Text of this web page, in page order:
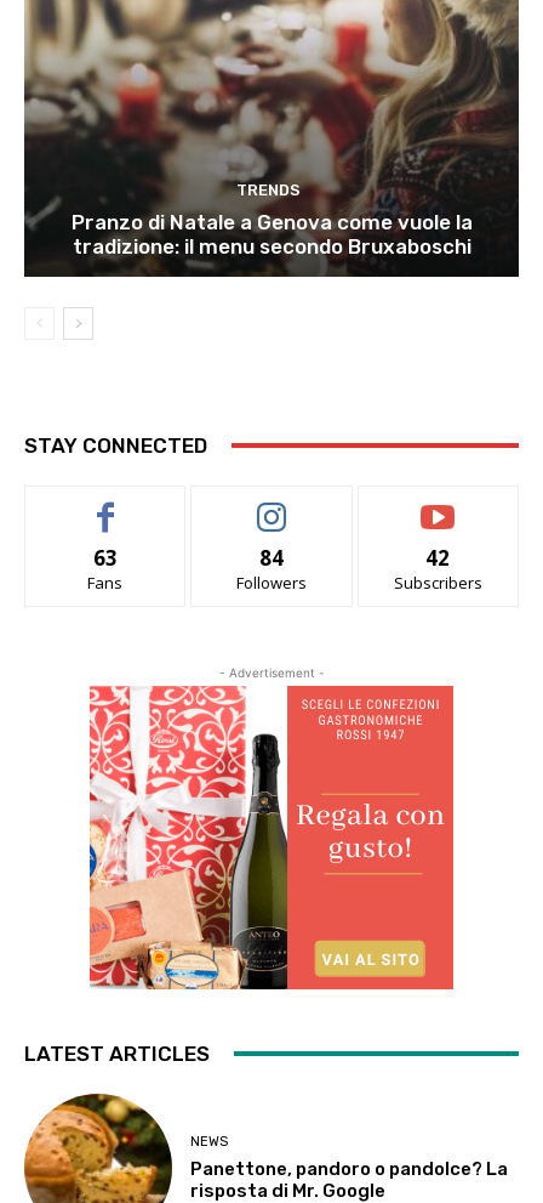
TRENDS
Pranzo di Natale a Genova come vuole la
tradizione: il menu secondo Bruxaboschi
STAY CONNECTED
63
Fans
84
Followers
42
Subscribers
- Advertisement -
LATEST ARTICLES
NEWS
Panettone, pandoro o pandolce? La
risposta di Mr. Google